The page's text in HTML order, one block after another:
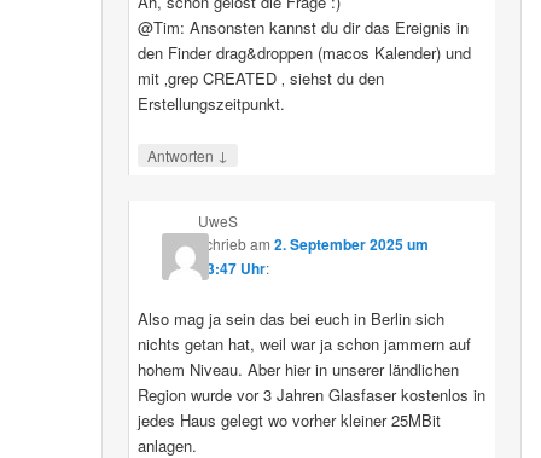
@Tim: Ansonsten kannst du dir das Ereignis in
den Finder drag&droppen (macos Kalender) und
mit ‚grep CREATED ‚ siehst du den
Erstellungszeitpunkt.
Antworten ↓
UweS
schriebam 2. September 2025 um
13:47 Uhr:
Also mag ja sein das bei euch in Berlin sich
nichts getan hat, weil war ja schon jammern auf
hohem Niveau. Aber hier in unserer ländlichen
Region wurde vor 3 Jahren Glasfaser kostenlos in
jedes Haus gelegt wo vorher kleiner 25MBit
anlagen.